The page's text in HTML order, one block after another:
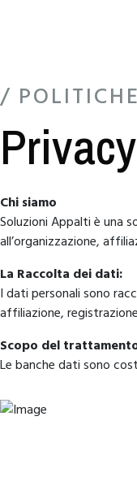
/ POLITICHE
Chi siamo
Soluzioni Appalti è una
all’organizzazione,
La Raccolta dei dati:
I dati personali sono
affiliazione,
Scopo del
Le banche dati sono